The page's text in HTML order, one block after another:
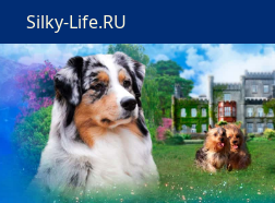
Silky-Life.RU